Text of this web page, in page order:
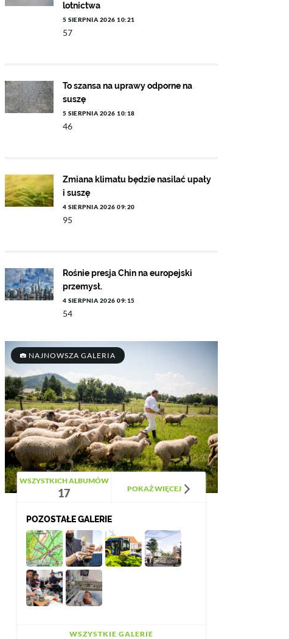
lotnictwa
5 SIERPNIA 2026 10:21
57
To szansa na uprawy odporne na
suszę
5 SIERPNIA 2026 10:18
46
Zmiana klimatu będzie nasilać upały
i suszę
4 SIERPNIA 2026 09:20
95
Rośnie presja Chin na europejski
przemysł.
4 SIERPNIA 2026 09:15
54
NAJNOWSZA GALERIA
WSZYSTKICH ALBUMÓW
17 POKAŻ WIĘCEJ
POZOSTAŁE GALERIE
WSZYSTKIE GALERIE